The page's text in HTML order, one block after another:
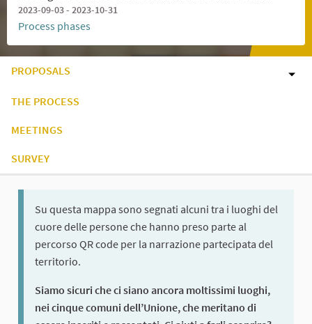
2023-09-03 - 2023-10-31
Process phases
PROPOSALS
THE PROCESS
MEETINGS
SURVEY
Su questa mappa sono segnati alcuni tra i luoghi del
cuore delle persone che hanno preso parte al
percorso QR code per la narrazione partecipata del
territorio.
Siamo sicuri che ci siano ancora moltissimi luoghi,
nei cinque comuni dell’Unione, che meritano di